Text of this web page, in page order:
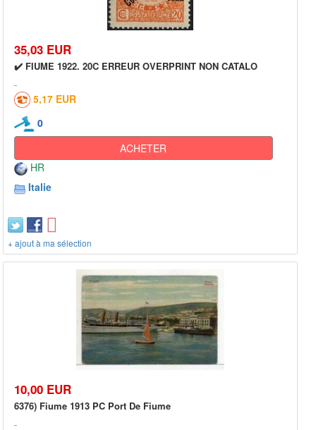
35,03 EUR
✔️ FIUME 1922. 20C ERREUR OVERPRINT NON CATALO
5,17 EUR
0
ACHETER
HR
Italie
+ ajout à ma sélection
10,00 EUR
6376) Fiume 1913 PC Port De Fiume